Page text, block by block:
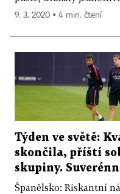
9. 3. 2020 ▪ 4 min. čtení
Týden ve světě:
skončila, příští
skupiny.
Španělsko: Riskantní